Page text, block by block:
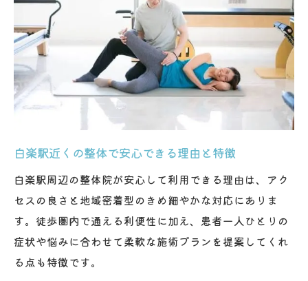
腰痛と肩こりを根本からケアする整体の手
法
整体で全身のバランスを整え健康維持を目
指す
骨盤調整が肩こり・腰痛に与える多角的効
整体を活かしたトータルケアで体調を管理
する
骨盤調整の効果を最大化する自宅ケア法
整体後に推奨される骨盤安定トレーニング
法
自宅でできる骨盤調整サポートストレッチ
白楽駅近くの整体で安心できる理由と特徴
白楽駅周辺の整体院が安心して利用できる理由は、アク
セスの良さと地域密着型のきめ細やかな対応にありま
す。徒歩圏内で通える利便性に加え、患者一人ひとりの
症状や悩みに合わせて柔軟な施術プランを提案してくれ
る点も特徴です。